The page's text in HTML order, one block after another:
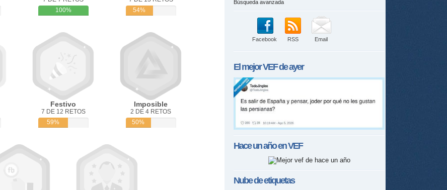
100%
54%
Festivo
7 DE 12 RETOS
59%
Imposible
2 DE 4 RETOS
50%
Búsqueda avanzada
Facebook RSS Email
El mejorVEFde ayer
Hace un año enVEF
Nube de etiquetas